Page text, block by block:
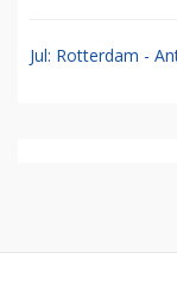
Jul: Rotterdam -